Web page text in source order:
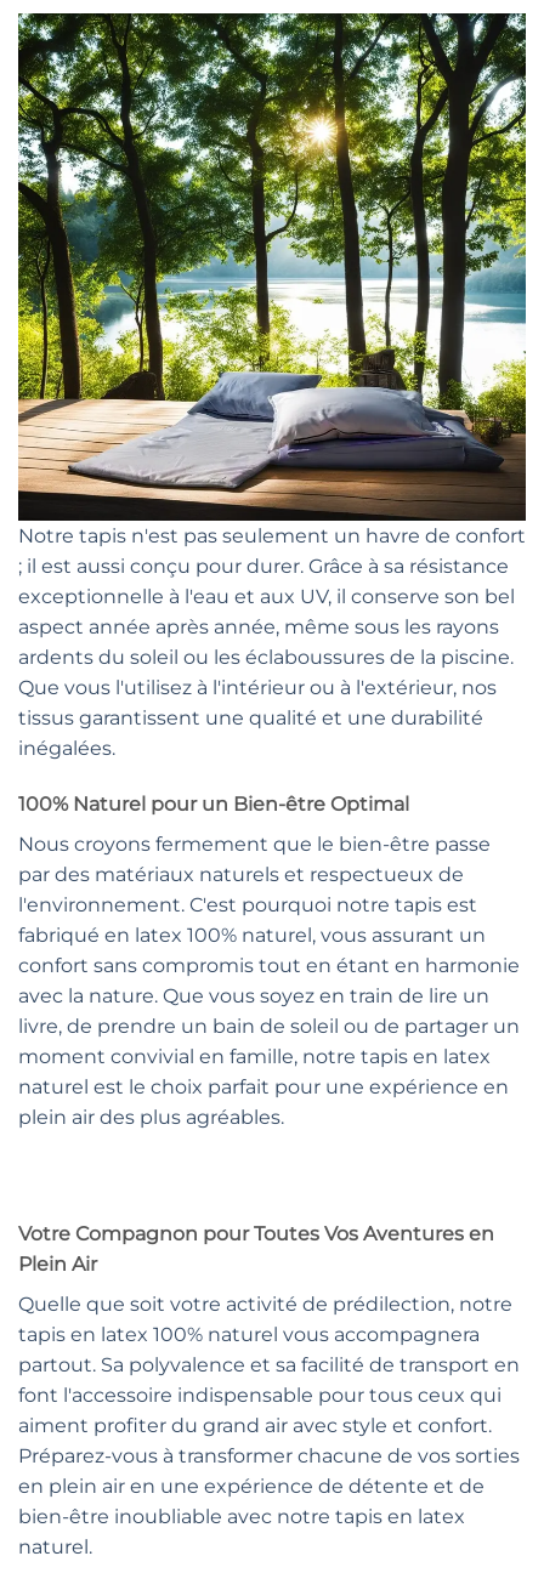
Notre tapis n'est pas seulement un havre de confort
; il est aussi conçu pour durer. Grâce à sa résistance
exceptionnelle à l'eau et aux UV, il conserve son bel
aspect année après année, même sous les rayons
ardents du soleil ou les éclaboussures de la piscine.
Que vous l'utilisez à l'intérieur ou à l'extérieur, nos
tissus garantissent une qualité et une durabilité
inégalées.
100% Naturel pour un Bien-être Optimal
Nous croyons fermement que le bien-être passe
par des matériaux naturels et respectueux de
l'environnement. C'est pourquoi notre tapis est
fabriqué en latex 100% naturel, vous assurant un
confort sans compromis tout en étant en harmonie
avec la nature. Que vous soyez en train de lire un
livre, de prendre un bain de soleil ou de partager un
moment convivial en famille, notre tapis en latex
naturel est le choix parfait pour une expérience en
plein air des plus agréables.
Votre Compagnon pour Toutes Vos Aventures en
Plein Air
Quelle que soit votre activité de prédilection, notre
tapis en latex 100% naturel vous accompagnera
partout. Sa polyvalence et sa facilité de transport en
font l'accessoire indispensable pour tous ceux qui
aiment profiter du grand air avec style et confort.
Préparez-vous à transformer chacune de vos sorties
en plein air en une expérience de détente et de
bien-être inoubliable avec notre tapis en latex
naturel.